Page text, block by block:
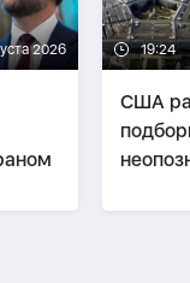
2026 19:24
США